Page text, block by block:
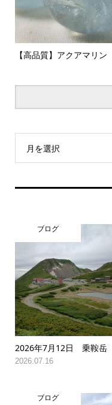
【高品質】アクアマ
月を選択
ブログ
2026年7月12日 乗鞍岳
2026.07.16
ブログ